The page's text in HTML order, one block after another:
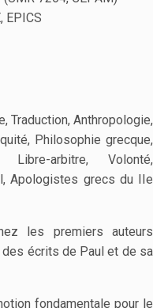
EPICS
Traduction, Anthropologie,
Philosophie grecque,
Libre-arbitre, Volonté,
Apologistes grecs du IIe
les premiers auteurs
écrits de Paul et de sa
fondamentale pour le